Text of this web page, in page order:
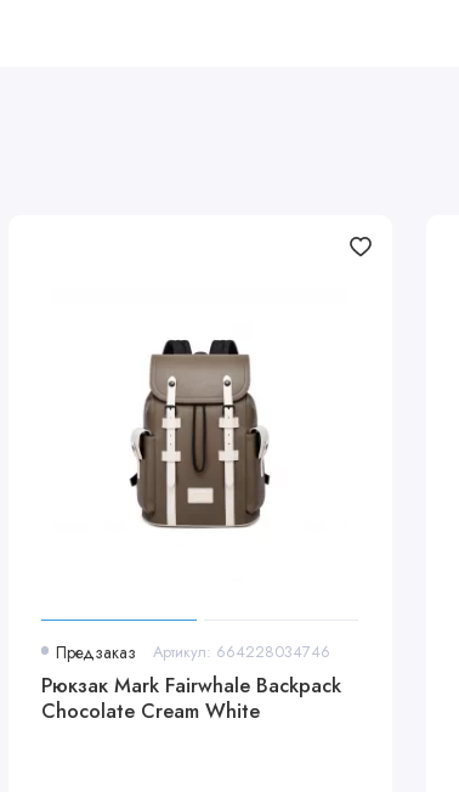
Предзаказ Артикул: 664228034746
Рюкзак Mark Fairwhale Backpack
Chocolate Cream White